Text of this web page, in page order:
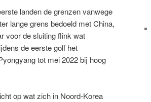
landen de grenzen vanwege
lange grens bedoeld met China,
voor de sluiting flink wat
de eerste golf het
tot mei 2022 bij hoog
op wat zich in Noord-Korea